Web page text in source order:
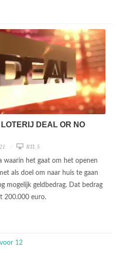
LOTERIJ DEAL OR NO
RTL 5
waarin het gaat om het openen
als doel om naar huis te gaan
mogelijk geldbedrag. Dat bedrag
200.000 euro.